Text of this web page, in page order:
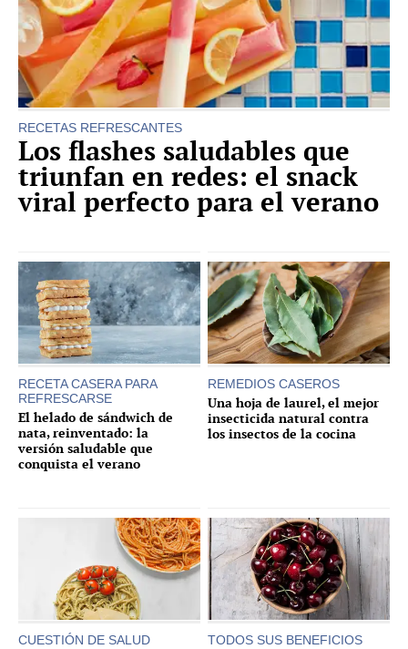
RECETAS REFRESCANTES
Los flashes saludables que
triunfan en redes: el snack
viral perfecto para el verano
RECETA CASERA PARA
REFRESCARSE
El helado de sándwich de
nata, reinventado: la
versión saludable que
conquista el verano
REMEDIOS CASEROS
Una hoja de laurel, el mejor
insecticida natural contra
los insectos de la cocina
CUESTIÓN DE SALUD TODOS SUS BENEFICIOS